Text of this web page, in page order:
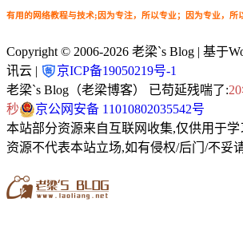
有用的网络教程与技术;因为专注，所以专业；因为专业，所
Copyright © 2006-2026 老梁`s Blog | 基于
讯云 |
京ICP备19050219号-1
老梁`s Blog（老梁博客） 已苟延残喘了:
秒
京公网安备 11010802035542号
本站部分资源来自互联网收集,仅供用于
资源不代表本站立场,如有侵权/后门/不妥